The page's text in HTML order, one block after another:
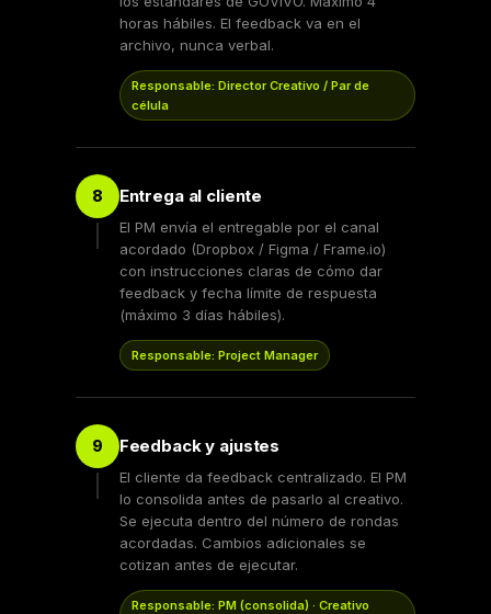
horas hábiles. El feedback va en el
archivo, nunca verbal.
Responsable: Director Creativo / Par de
célula
8 Entrega al cliente
El PM envía el entregable por el canal
acordado (Dropbox / Figma / Frame.io)
con instrucciones claras de cómo dar
feedback y fecha límite de respuesta
(máximo 3 días hábiles).
Responsable: Project Manager
9 Feedback y ajustes
El cliente da feedback centralizado. El PM
lo consolida antes de pasarlo al creativo.
Se ejecuta dentro del número de rondas
acordadas. Cambios adicionales se
cotizan antes de ejecutar.
Responsable: PM (consolida) · Creativo